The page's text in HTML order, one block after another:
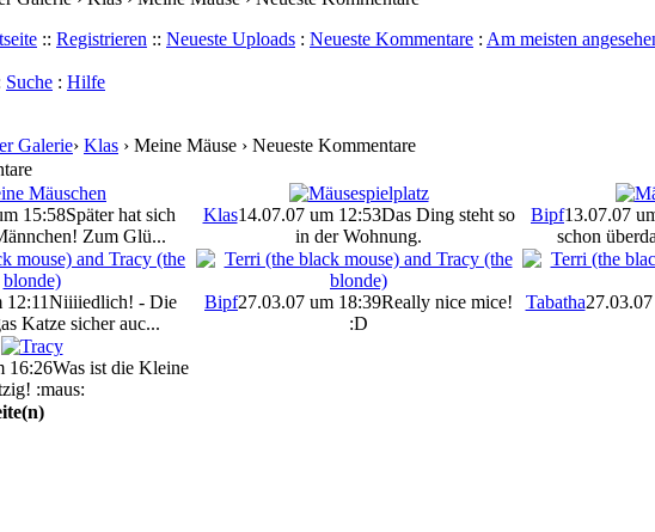
:: Registrieren :: Neueste Uploads : Neueste Kommentare : Am meisten
Suche : Hilfe
Galerie› Klas › Meine Mäuse › Neueste Kommentare
15:58Später hat sich
Zum Glü...
Klas14.07.07 um 12:53Das Ding steht so
in der Wohnung.
Bipf13.07.07
schon
12:11Niiiiedlich! - Die
Katze sicher auc...
Bipf27.03.07 um 18:39Really nice mice!
:D
Tabatha
16:26Was ist die Kleine
:maus: